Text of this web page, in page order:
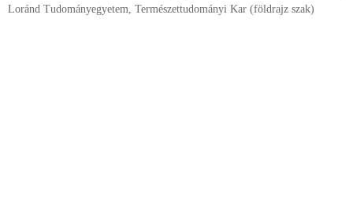
Loránd Tudományegyetem, Természettudományi Kar (földrajz szak)